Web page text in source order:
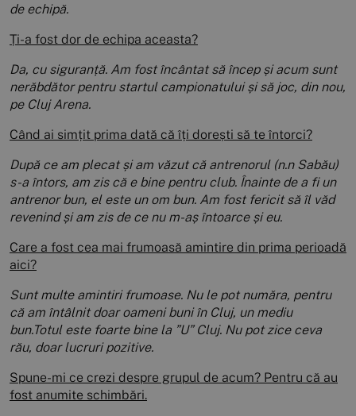
de echipă.
Ți-a fost dor de echipa aceasta?
Da, cu siguranță. Am fost încântat să încep și acum sunt
nerăbdător pentru startul campionatului și să joc, din nou,
pe Cluj Arena.
Când ai simțit prima dată că îți dorești să te întorci?
După ce am plecat și am văzut că antrenorul (n.n Sabău)
s-a întors, am zis că e bine pentru club. Înainte de a fi un
antrenor bun, el este un om bun. Am fost fericit să îl văd
revenind și am zis de ce nu m-aș întoarce și eu.
Care a fost cea mai frumoasă amintire din prima perioadă
aici?
Sunt multe amintiri frumoase. Nu le pot număra, pentru
că am întâlnit doar oameni buni în Cluj, un mediu
bun.Totul este foarte bine la ”U” Cluj. Nu pot zice ceva
rău, doar lucruri pozitive.
Spune-mi ce crezi despre grupul de acum? Pentru că au
fost anumite schimbări.